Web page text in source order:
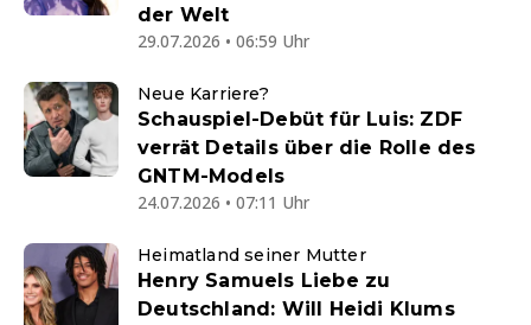
der Welt
29.07.2026 • 06:59 Uhr
Neue Karriere?
Schauspiel-Debüt für Luis: ZDF
verrät Details über die Rolle des
GNTM-Models
24.07.2026 • 07:11 Uhr
Heimatland seiner Mutter
Henry Samuels Liebe zu
Deutschland: Will Heidi Klums